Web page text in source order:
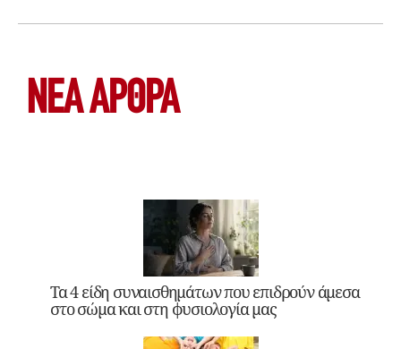
ΝΕΑ ΆΡΘΡΑ
Τα 4 είδη συναισθημάτων που επιδρούν άμεσα
στο σώμα και στη φυσιολογία μας